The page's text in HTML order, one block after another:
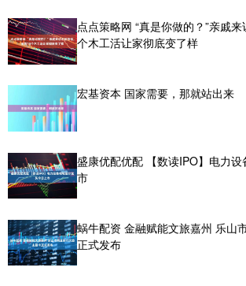
点点策略网 “真是你做的？”亲戚
个木工活让家彻底变了样
宏基资本 国家需要，那就站出来
盛康优配优配 【数读IPO】电力
市
蜗牛配资 金融赋能文旅嘉州 乐山
正式发布